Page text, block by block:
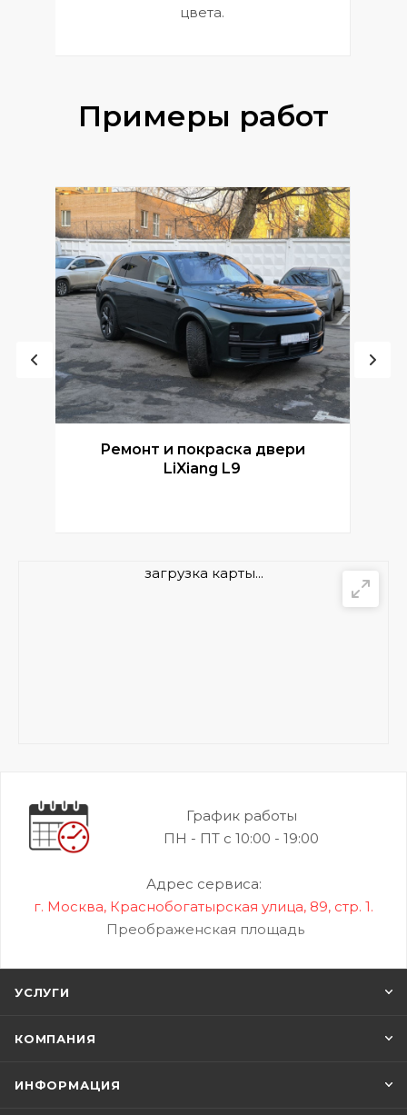
цвета.
Примеры работ
Ремонт и покраска двери
LiXiang L9
загрузка карты...
График работы
ПН - ПТ с 10:00 - 19:00
Адрес сервиса:
г. Москва, Краснобогатырская улица, 89, стр. 1.
Преображенская площадь
УСЛУГИ
КОМПАНИЯ
ИНФОРМАЦИЯ